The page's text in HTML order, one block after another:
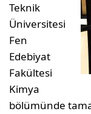
Teknik
Üniversitesi
Fen
Edebiyat
Fakültesi
Kimya
bölümünde